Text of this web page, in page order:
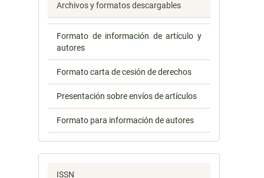
Archivos y formatos descargables
Formato de información de artículo y
autores
Formato carta de cesión de derechos
Presentación sobre envíos de artículos
Formato para información de autores
ISSN